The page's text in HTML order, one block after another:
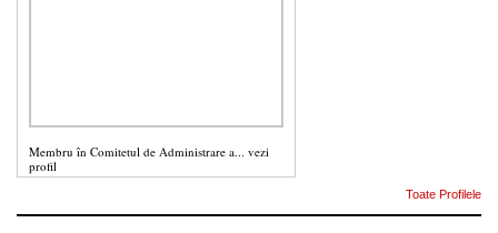
Membru în Comitetul de Administrare a... vezi
profil
Toate Profilele